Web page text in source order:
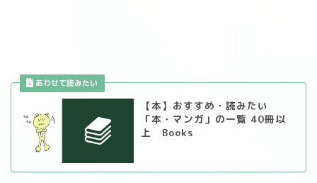
【本】おすすめ・読みたい
「本・マンガ」の一覧 40冊以
上 Books